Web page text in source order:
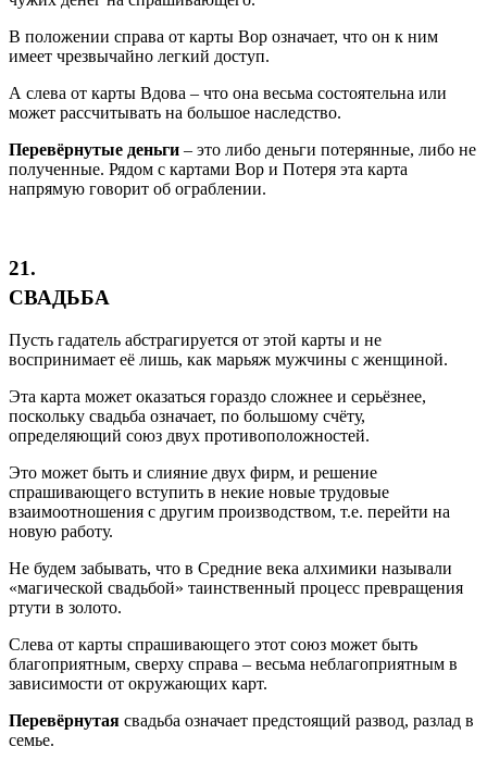
В положении справа от карты Вор означает, что он к ним
имеет чрезвычайно легкий доступ.
А слева от карты Вдова – что она весьма состоятельна или
может рассчитывать на большое наследство.
Перевёрнутые деньги – это либо деньги потерянные, либо не
полученные. Рядом с картами Вор и Потеря эта карта
напрямую говорит об ограблении.
21.
СВАДЬБА
Пусть гадатель абстрагируется от этой карты и не
воспринимает её лишь, как марьяж мужчины с женщиной.
Эта карта может оказаться гораздо сложнее и серьёзнее,
поскольку свадьба означает, по большому счёту,
определяющий союз двух противоположностей.
Это может быть и слияние двух фирм, и решение
спрашивающего вступить в некие новые трудовые
взаимоотношения с другим производством, т.е. перейти на
новую работу.
Не будем забывать, что в Средние века алхимики называли
«магической свадьбой» таинственный процесс превращения
ртути в золото.
Слева от карты спрашивающего этот союз может быть
благоприятным, сверху справа – весьма неблагоприятным в
зависимости от окружающих карт.
Перевёрнутая свадьба означает предстоящий развод, разлад в
семье.